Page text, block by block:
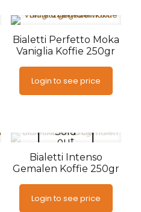
Bialetti Perfetto Moka
Vaniglia Koffie 250gr
Login to see price
Sold
out
Bialetti Intenso
Gemalen Koffie 250gr
Login to see price